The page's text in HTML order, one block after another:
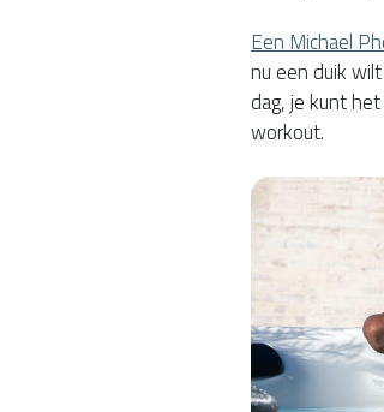
Een Michael
nu een duik
dag, je kunt
workout.